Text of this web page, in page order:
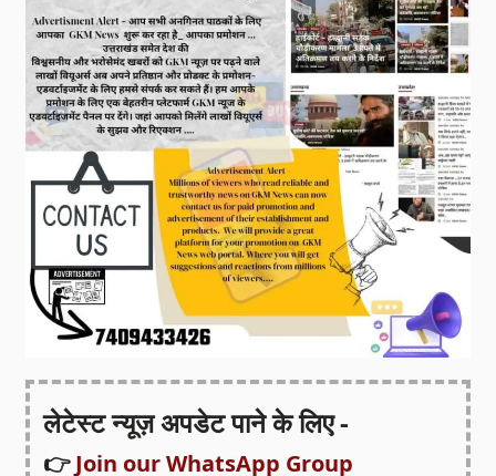
लेटेस्ट न्यूज़ अपडेट पाने के लिए -
👉Join our WhatsApp Group